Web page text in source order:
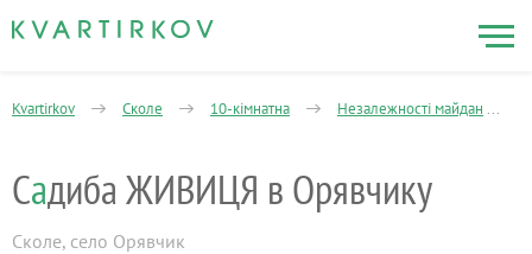
Kvartirkov Сколе 10-кімнатна Незалежності майдан
Садиба ЖИВИЦЯ в Орявчику
Сколе, село Орявчик